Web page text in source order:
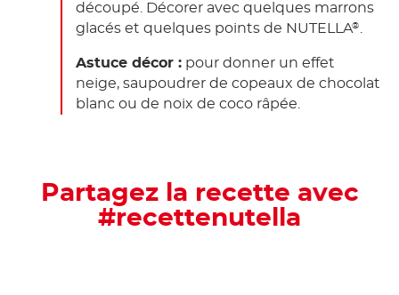
découpé. Décorer avec quelques marrons
glacés et quelques points de NUTELLA®
Astuce décor : pour donner un effet
neige, saupoudrer de copeaux de chocolat
blanc ou de noix de coco râpée.
Partagez la recette avec
#recettenutella